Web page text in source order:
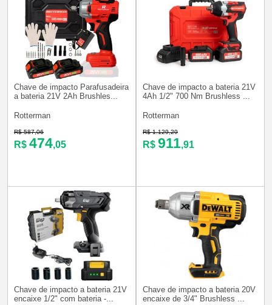
Chave de impacto Parafusadeira
a bateria 21V 2Ah Brushles...
Rotterman
R$ 587,06
R$ 474,05
Chave de impacto a bateria 21V
4Ah 1/2" 700 Nm Brushless ...
Rotterman
R$ 1.129,29
R$ 911,91
Chave de impacto a bateria 21V
encaixe 1/2" com bateria -...
Chave de impacto a bateria 20V
encaixe de 3/4" Brushless ...